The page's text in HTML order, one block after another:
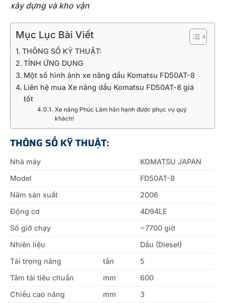
xây dựng và kho vận
Mục Lục Bài Viết
THÔNG SỐ KỸ THUẬT:
TÍNH ỨNG DỤNG
Một số hình ảnh xe nâng dầu Komatsu FD50AT-8
Liên hệ mua Xe nâng dầu Komatsu FD50AT-8 giá
tốt
Xe nâng Phúc Lâm hân hạnh được phục vụ quý
khách!
THÔNG SỐ KỸ THUẬT:
Nhà máy
KOMATSU JAPAN
Model
FD50AT-8
Năm sản xuất
2006
Động cơ
4D94LE
Số giờ chạy
~7700 giờ
Nhiên liệu
Dầu (Diesel)
Tải trọng nâng
tấn
5
Tâm tải tiêu chuẩn
mm
600
Chiều cao nâng
mm
3